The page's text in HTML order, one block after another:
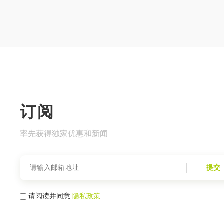
订阅
率先获得独家优惠和新闻
提交
请阅读并同意隐私政策